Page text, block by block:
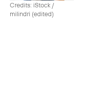
Credits: iStock /
milindri (edited)